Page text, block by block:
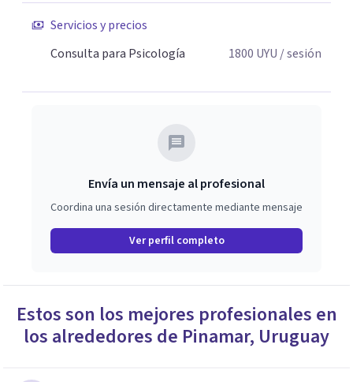
Servicios y precios
Consulta para Psicología
1800 UYU / sesión
Envía un mensaje al profesional
Coordina una sesión directamente mediante mensaje
Ver perfil completo
Estos son los mejores profesionales en
los alrededores de Pinamar, Uruguay